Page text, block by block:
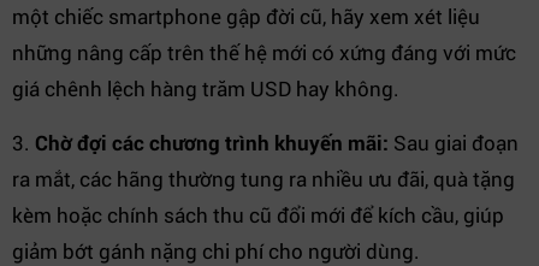
một chiếc smartphone gập đời cũ, hãy xem xét liệu
những nâng cấp trên thế hệ mới có xứng đáng với mức
giá chênh lệch hàng trăm USD hay không.
3. Chờ đợi các chương trình khuyến mãi: Sau giai đoạn
ra mắt, các hãng thường tung ra nhiều ưu đãi, quà tặng
kèm hoặc chính sách thu cũ đổi mới để kích cầu, giúp
giảm bớt gánh nặng chi phí cho người dùng.